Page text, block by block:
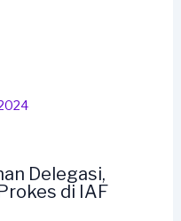
Delegasi,
di IAF